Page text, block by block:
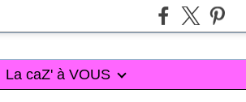
La caZ' à VOUS